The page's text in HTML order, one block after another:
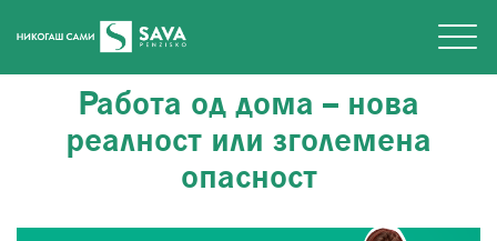
Работа од дома – нова
реалност или зголемена
опасност